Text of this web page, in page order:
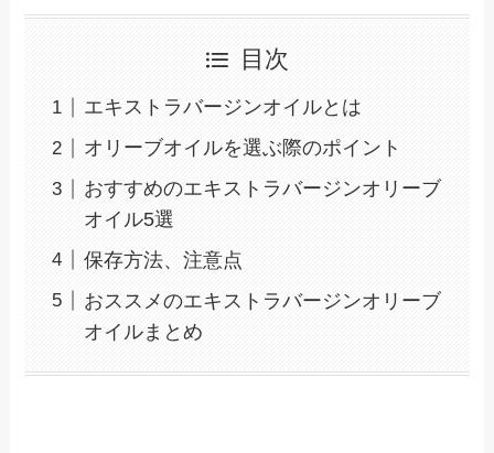
目次
エキストラバージンオイルとは
オリーブオイルを選ぶ際のポイント
おすすめのエキストラバージンオリーブ
オイル5選
保存方法、注意点
おススメのエキストラバージンオリーブ
オイルまとめ